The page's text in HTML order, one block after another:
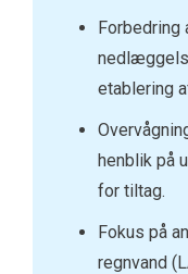
Forbedring
etablering
henblik på
for tiltag.
Fokus på
regnvand